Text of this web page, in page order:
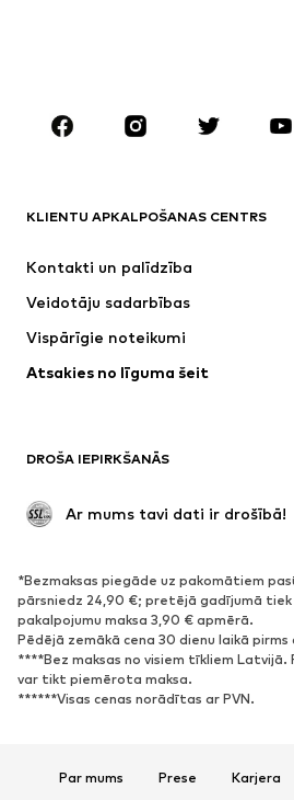
Aksesuāri
Jaunumi
Šobrīd
Apakšveļa
Mēteļi
Svinības
APAVI
Jaunumi
Šobrīd
Brīvā laika apavi
Augstpapēžu apavi
Zābaki
Atvērti apavi
Mājas
KLIENTU APKALPOŠANAS CENTRS
Kontakti un palīdzība
Veidotāju sadarbības
Vispārīgie noteikumi
Atsakies no līguma šeit
DROŠA IEPIRKŠANĀS
Ar mums tavi dati ir drošībā!
*Bezmaksas piegāde uz pakomātiem
pārsniedz 24,90 €; pretējā gadījumā
pakalpojumu maksa 3,90 € apmērā.
Pēdējā zemākā cena 30 dienu laikā pirms
****Bez maksas no visiem tīkliem Latvijā.
var tikt piemērota maksa.
******Visas cenas norādītas ar PVN.
Par mums Prese Karjera